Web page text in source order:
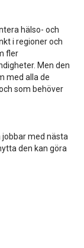
hälso- och
i regioner och
fler
Men den
med alla de
som behöver
jobbar med nästa
den kan göra